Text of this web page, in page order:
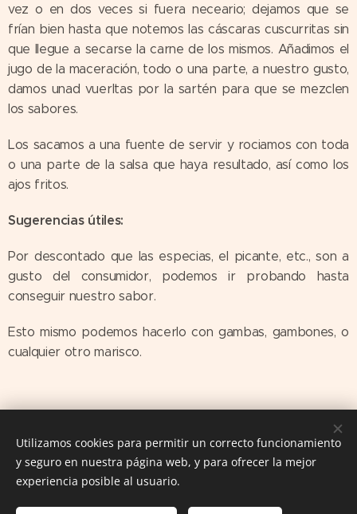
vez o en dos veces si fuera neceario; dejamos que se
frían bien hasta que notemos las cáscaras cuscurritas sin
que llegue a secarse la carne de los mismos. Añadimos el
jugo de la maceración, todo o una parte, a nuestro gusto,
damos unad vuerltas por la sartén para que se mezclen
los sabores.
Los sacamos a una fuente de servir y rociamos con toda
o una parte de la salsa que haya resultado, así como los
ajos fritos.
Sugerencias útiles:
Por descontado que las especias, el picante, etc., son a
gusto del consumidor, podemos ir probando hasta
conseguir nuestro sabor.
Esto mismo podemos hacerlo con gambas, gambones, o
cualquier otro marisco.
Las Comiditas de Mami. Recetas con Historia © 2016
Utilizamos cookies para permitir un correcto funcionamiento
y seguro en nuestra página web, y para ofrecer la mejor
experiencia posible al usuario.